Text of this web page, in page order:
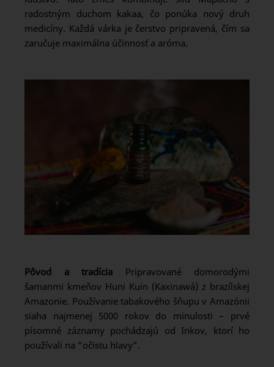
radostným duchom kakaa, čo ponúka nový druh
medicíny. Každá várka je čerstvo pripravená, čím sa
zaručuje maximálna účinnosť a aróma.
Pôvod a tradícia Pripravované domorodými
šamanmi kmeňov Huni Kuin (Kaxinawá) z brazílskej
Amazonie. Používanie tabakového šňupu v Amazónii
siaha najmenej 5000 rokov do minulosti – prvé
písomné záznamy pochádzajú od Inkov, ktorí ho
používali na "očistu hlavy".